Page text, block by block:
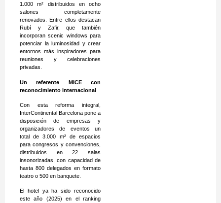
1.000 m² distribuidos en ocho
salones completamente
renovados. Entre ellos destacan
Rubí y Zafir, que también
incorporan scenic windows para
potenciar la luminosidad y crear
entornos más inspiradores para
reuniones y celebraciones
privadas.
Un referente MICE con
reconocimiento internacional
Con esta reforma integral,
InterContinental Barcelona pone a
disposición de empresas y
organizadores de eventos un
total de 3.000 m² de espacios
para congresos y convenciones,
distribuidos en 22 salas
insonorizadas, con capacidad de
hasta 800 delegados en formato
teatro o 500 en banquete.
El hotel ya ha sido reconocido
este año (2025) en el ranking